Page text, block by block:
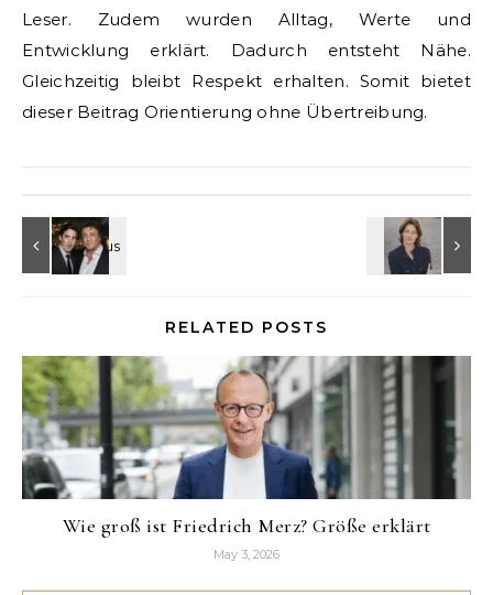
Leser. Zudem wurden Alltag, Werte und
Entwicklung erklärt. Dadurch entsteht Nähe.
Gleichzeitig bleibt Respekt erhalten. Somit bietet
dieser Beitrag Orientierung ohne Übertreibung.
RELATED POSTS
Wie groß ist Friedrich Merz? Größe erklärt
May 3, 2026